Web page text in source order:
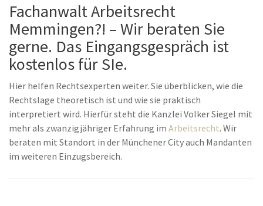
Fachanwalt Arbeitsrecht
Memmingen?! – Wir beraten Sie
gerne. Das Eingangsgespräch ist
kostenlos für SIe.
Hier helfen Rechtsexperten weiter. Sie überblicken, wie die
Rechtslage theoretisch ist und wie sie praktisch
interpretiert wird. Hierfür steht die Kanzlei Volker Siegel mit
mehr als zwanzigjähriger Erfahrung im Arbeitsrecht. Wir
beraten mit Standort in der Münchener City auch Mandanten
im weiteren Einzugsbereich.